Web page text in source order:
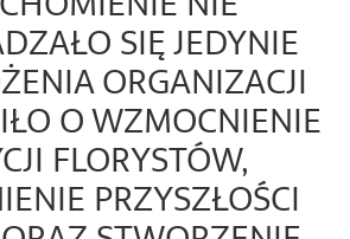
SIĘ JEDYNIE
ORGANIZACJI
O WZMOCNIENIE
FLORYSTÓW,
PRZYSZŁOŚCI